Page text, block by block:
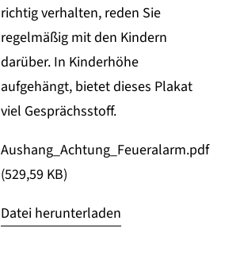
richtig verhalten, reden Sie
regelmäßig mit den Kindern
darüber. In Kinderhöhe
aufgehängt, bietet dieses Plakat
viel Gesprächsstoff.
Aushang_Achtung_Feueralarm.pdf
(529,59 KB)
Datei herunterladen